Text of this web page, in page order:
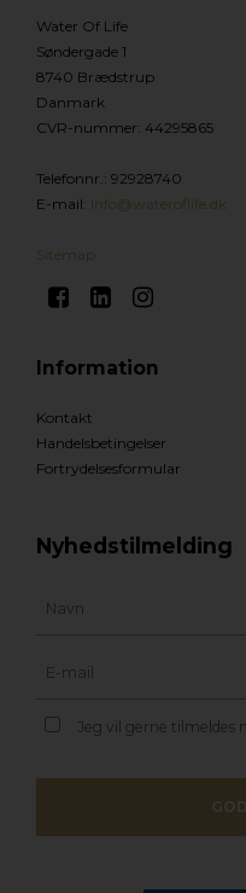
Water Of Life
Søndergade 1
8740 Brædstrup
Danmark
CVR-nummer: 44295865
Telefonnr. : 92928740
E-mail: Info@wateroflife.dk
Sitemap
Information
Kontakt
Handelsbetingelser
Fortrydelsesformular
Nyhedstilmelding
Jeg vil gerne tilmeldes